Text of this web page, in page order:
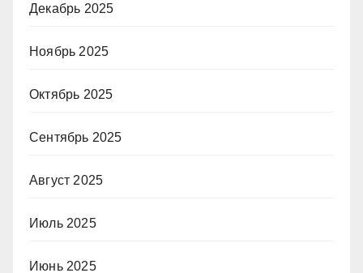
Декабрь 2025
Ноябрь 2025
Октябрь 2025
Сентябрь 2025
Август 2025
Июль 2025
Июнь 2025